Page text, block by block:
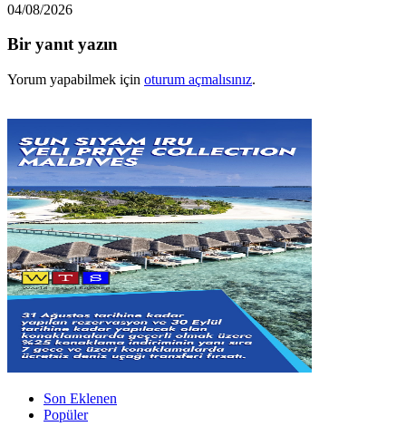
04/08/2026
Bir yanıt yazın
Yorum yapabilmek için oturum açmalısınız.
Son Eklenen
Popüler